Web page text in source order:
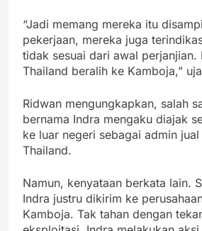
“Jadi memang mereka itu
pekerjaan, mereka juga
tidak sesuai dari awal perjanjian.
Thailand beralih ke Kamboja,”
Ridwan mengungkapkan, salah
bernama Indra mengaku diajak
ke luar negeri sebagai admin
Thailand.
Namun, kenyataan berkata lain.
Indra justru dikirim ke
Kamboja. Tak tahan dengan